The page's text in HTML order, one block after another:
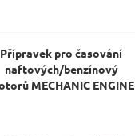
Přípravek pro časování
naftových/benzínový
MECHANIC ENGINE